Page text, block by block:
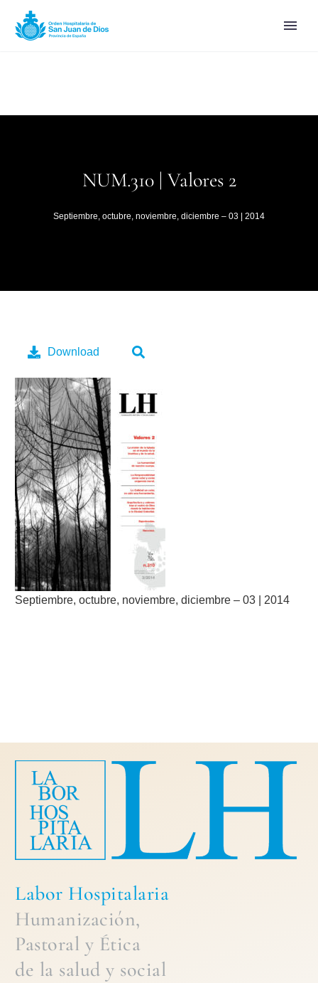
NUM.310 | Valores 2
Septiembre, octubre, noviembre, diciembre – 03 | 2014
Septiembre, octubre, noviembre, diciembre – 03 | 2014
Download
Labor Hospitalaria
Humanización,
Pastoral y Ética
de la salud y social